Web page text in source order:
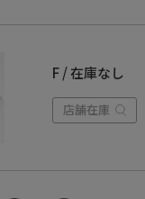
F / 在庫なし
店舗在庫